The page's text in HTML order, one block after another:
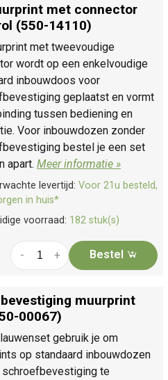
met connector
(550-14110)
met tweevoudige
wordt op een enkelvoudige
inbouwdoos voor
geplaatst en vormt
tussen bediening en
Voor inbouwdozen zonder
bestel je een set
apart. Meer informatie »
levertijd: Voor 21u besteld,
in huis*
voorraad: 182 stuk(s)
+
- Bestel
muurprint
00067)
gebruik je om
op standaard inbouwdozen
schroefbevestiging te